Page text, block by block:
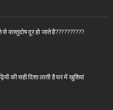
से वास्तुदोष दूर हो जाते है??????????
की सही दिशा लाती है घर में खुशियां